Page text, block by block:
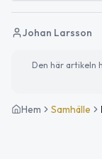
Johan Larsson
Den här artikeln
Hem Samhälle